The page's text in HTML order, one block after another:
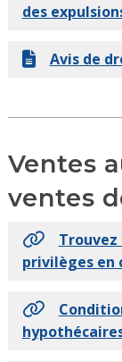
des
Avis de
Ventes
ventes
privilèges en